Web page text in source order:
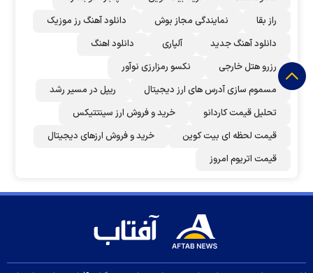
راز بقا
نمایندگی مجاز بوش
دانلود آهنگ رز‌ موزیک
دانلود آهنگ جدید
آلپاری
دانلود اهنگ
رزرو هتل خارجی
نکسو رمزارزی نوآور
مسموم سازی آدرس های ارز دیجیتال
ریپل در مسیر رشد
تحلیل قیمت کاردانو
خرید و فروش ارز سینتتیکس
قیمت لحظه ای بیت کوین
خرید و فروش ارزهای دیجیتال
قیمت اتریوم امروز